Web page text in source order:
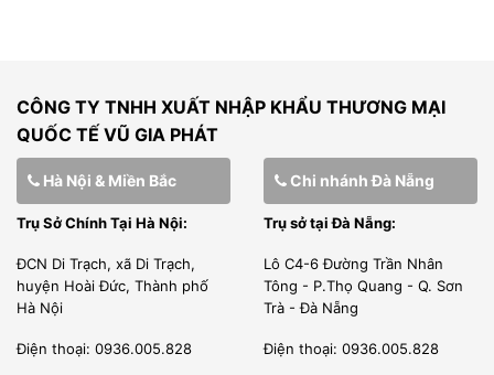
CÔNG TY TNHH XUẤT NHẬP KHẨU THƯƠNG MẠI
QUỐC TẾ VŨ GIA PHÁT
Hà Nội & Miền Bắc
Trụ Sở Chính Tại Hà Nội:
ĐCN Di Trạch, xã Di Trạch,
huyện Hoài Đức, Thành phố
Hà Nội
Điện thoại: 0936.005.828
Chi nhánh Đà Nẵng
Trụ sở tại Đà Nẵng:
Lô C4-6 Đường Trần Nhân
Tông - P.Thọ Quang - Q. Sơn
Trà - Đà Nẵng
Điện thoại: 0936.005.828